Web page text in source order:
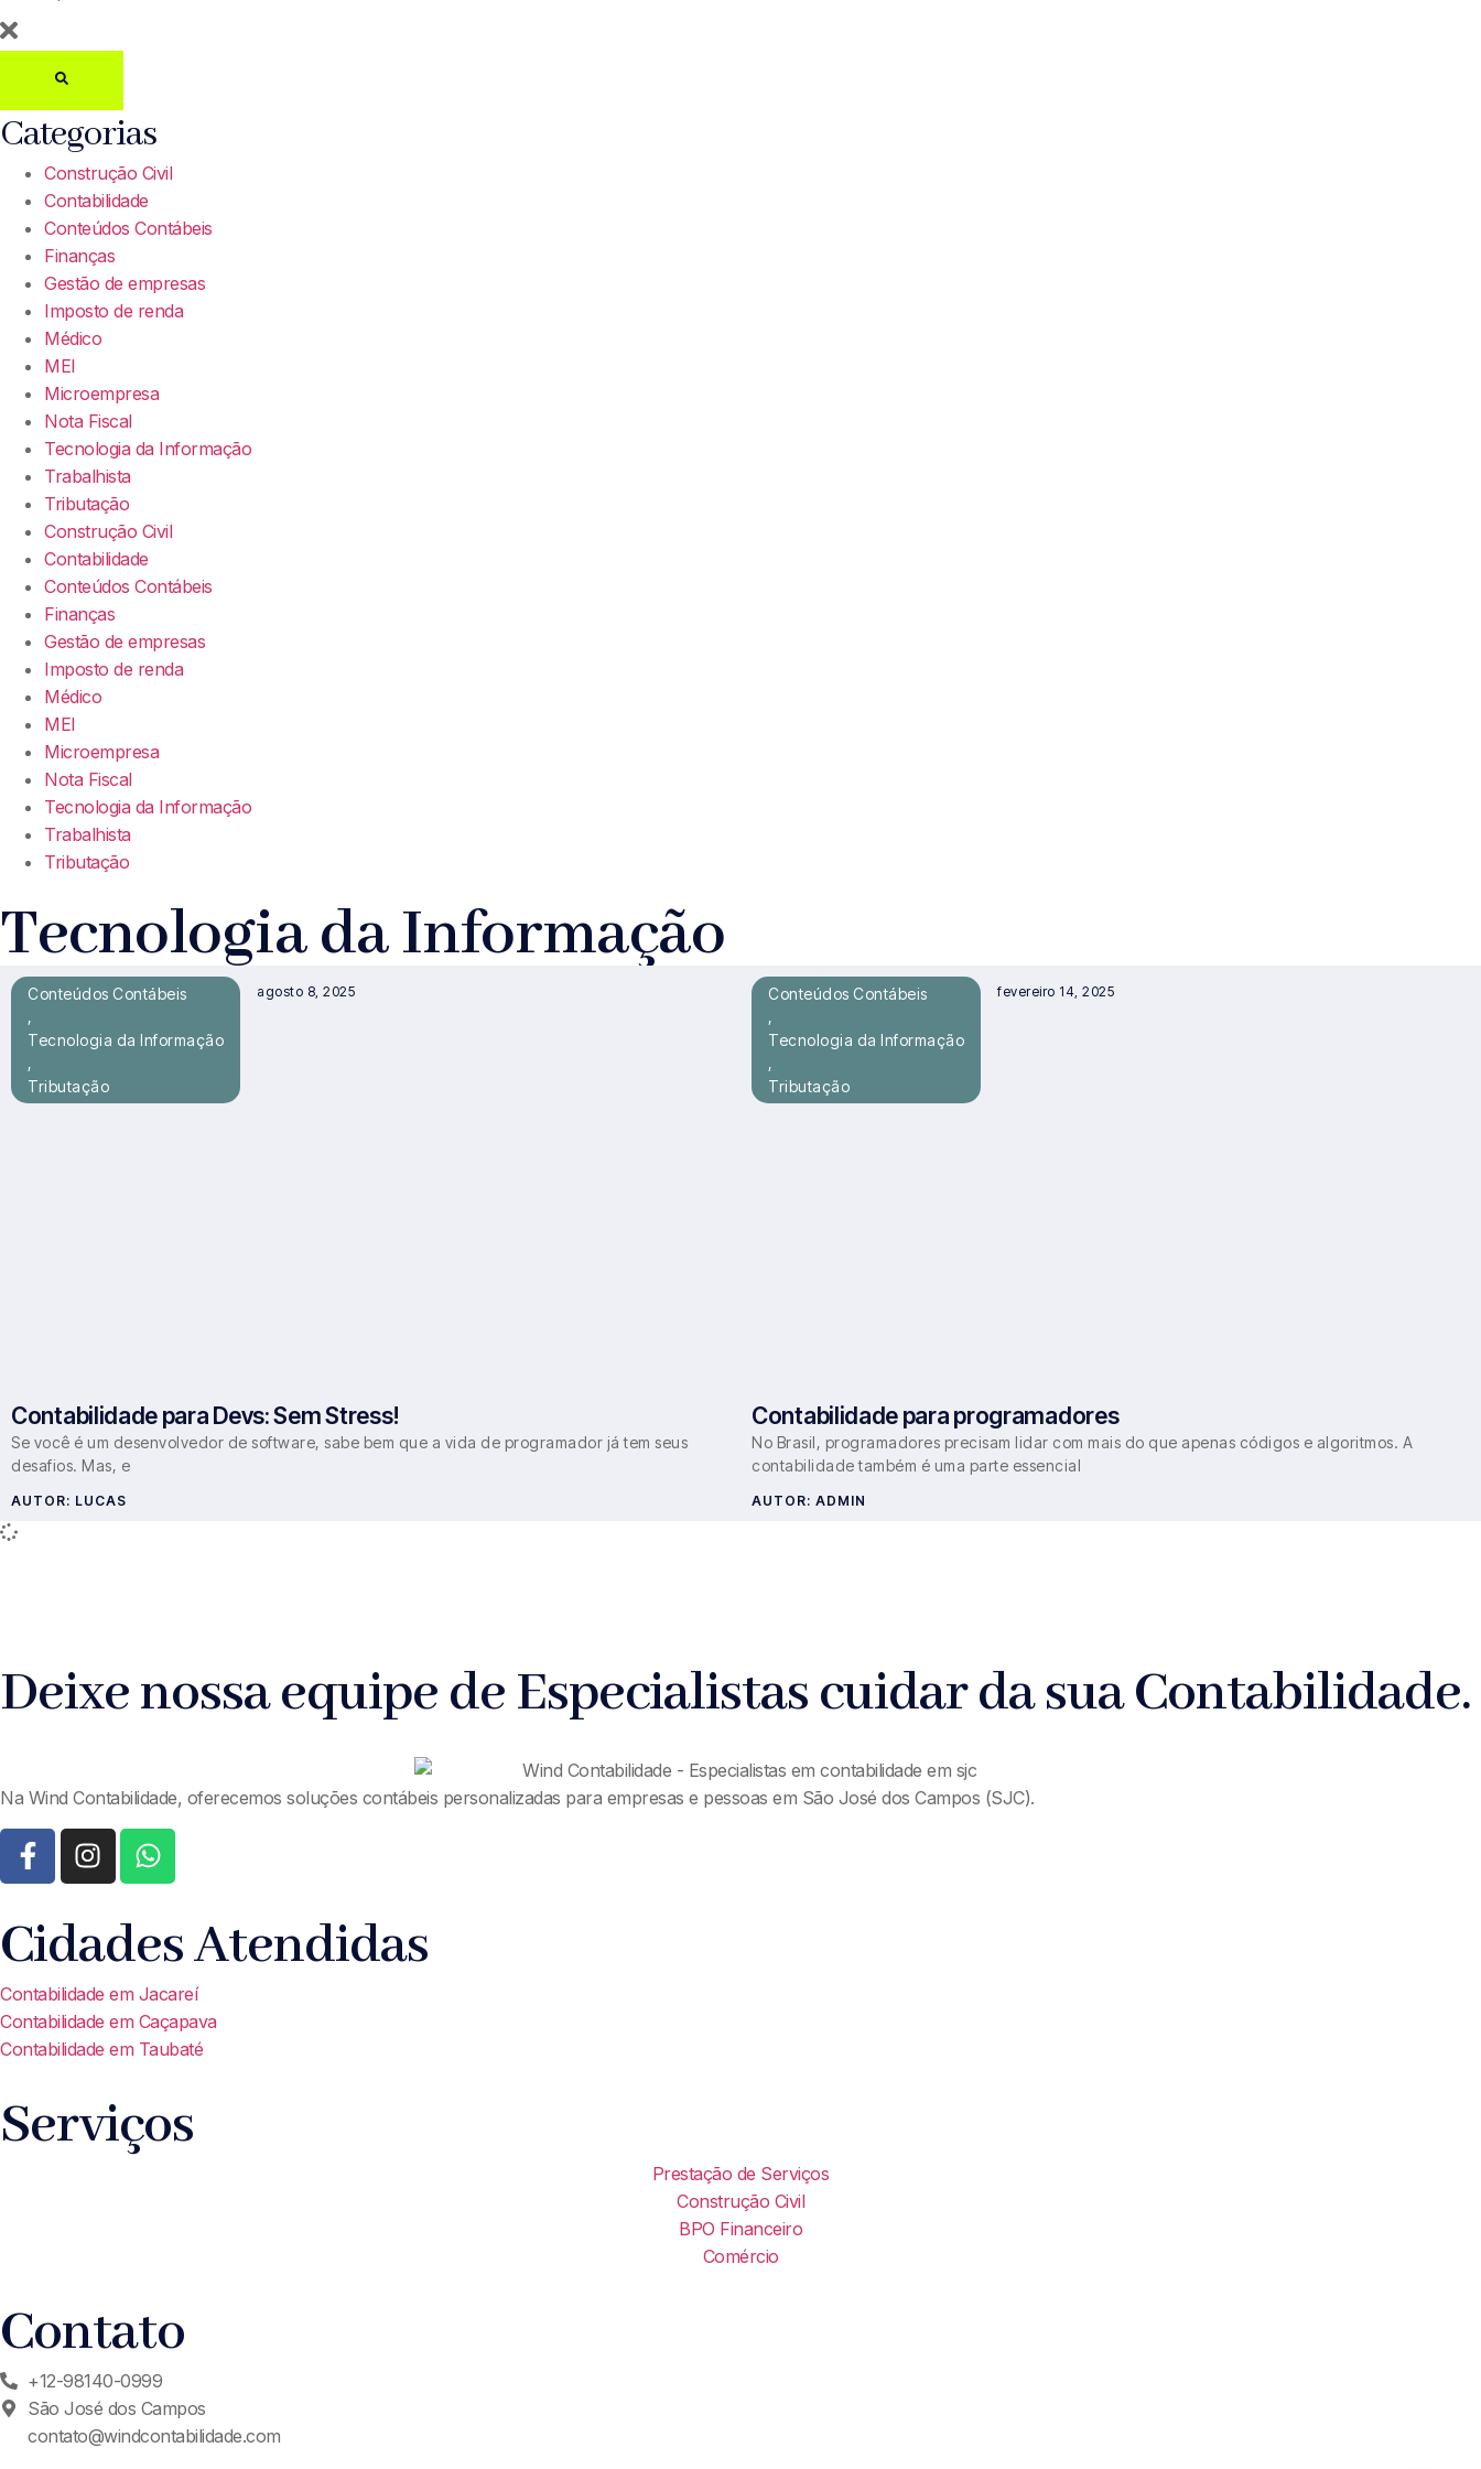
Categorias
Construção Civil
Contabilidade
Conteúdos Contábeis
Finanças
Gestão de empresas
Imposto de renda
Médico
MEI
Microempresa
Nota Fiscal
Tecnologia da Informação
Trabalhista
Tributação
Construção Civil
Contabilidade
Conteúdos Contábeis
Finanças
Gestão de empresas
Imposto de renda
Médico
MEI
Microempresa
Nota Fiscal
Tecnologia da Informação
Trabalhista
Tributação
Tecnologia da Informação
Conteúdos Contábeis
,
Tecnologia da Informação
,
Tributação
agosto 8, 2025
Contabilidade para Devs: Sem Stress!
Se você é um desenvolvedor de software, sabe bem que a vida de programador já tem seus
desafios. Mas, e
AUTOR: LUCAS
Conteúdos Contábeis
,
Tecnologia da Informação
,
Tributação
fevereiro 14, 2025
Contabilidade para programadores
No Brasil, programadores precisam lidar com mais do que apenas códigos e algoritmos. A
contabilidade também é uma parte essencial
AUTOR: ADMIN
Deixe nossa equipe de Especialistas cuidar da sua Contabilidade.
Na Wind Contabilidade, oferecemos soluções contábeis personalizadas para empresas e pessoas em São José dos Campos (SJC).
Cidades Atendidas
Contabilidade em Jacareí
Contabilidade em Caçapava
Contabilidade em Taubaté
Serviços
Prestação de Serviços
Construção Civil
BPO Financeiro
Comércio
Contato
+12-98140-0999
São José dos Campos
contato@windcontabilidade.com